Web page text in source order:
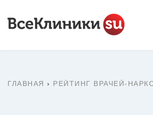
ГЛАВНАЯ › РЕЙТИНГ ВРАЧЕЙ-